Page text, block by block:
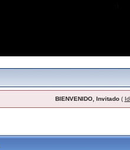
BIENVENIDO, Invitado(